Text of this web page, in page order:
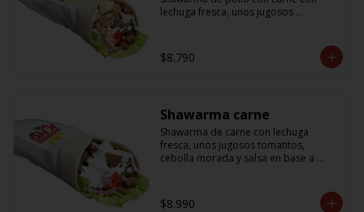
lechuga fresca, unos jugosos
$8.790
Shawarma carne
Shawarma de carne con lechuga
fresca, unos jugosos tomatitos,
cebolla morada y salsa en base a
$8.990